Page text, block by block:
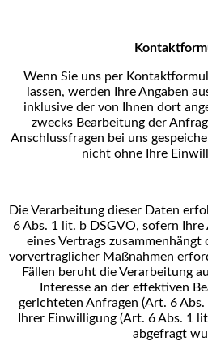
Wenn Sie uns per
lassen, werden Ihre Angaben
inklusive der von Ihnen dort
zwecks Bearbeitung der
Anschlussfragen bei uns
nicht ohne Ihre
Die Verarbeitung dieser Daten
6 Abs. 1 lit. b DSGVO, sofern Ihre
eines Vertrags
vorvertraglicher Maßnahmen
Fällen beruht die Verarbeitung
Interesse an der effektiven
gerichteten Anfragen (Art. 6
Ihrer Einwilligung (Art. 6 Abs. 1
abgefragt